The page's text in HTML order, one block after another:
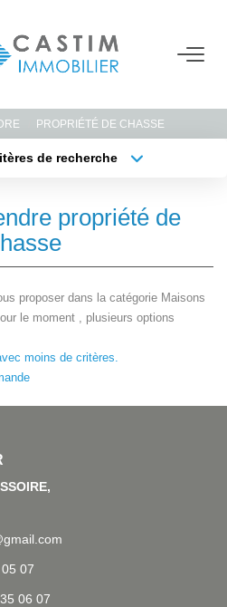
AGENCE
PROPRIÉTÉ DE CHASSE
de recherche
Surface min
propriété de
proposer dans la catégorie Maisons
le moment , plusieurs options
moins de critères.
75014 PARIS
07
06 07